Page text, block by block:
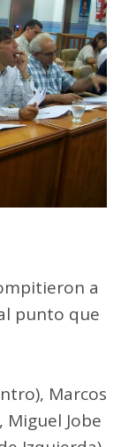
a
punto que
Marcos
Jobe